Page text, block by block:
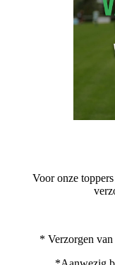
Voor onze
* Verzorgen van